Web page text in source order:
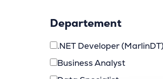
Departement
.NET Developer (MarlinDT)
Business Analyst